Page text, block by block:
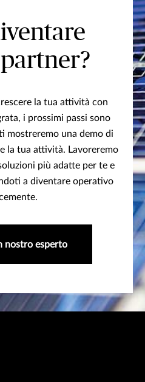
la tua attività con
i prossimi passi sono
mostreremo una demo di
la tua attività. Lavoreremo
più adatte per te e
a diventare operativo
nostro esperto